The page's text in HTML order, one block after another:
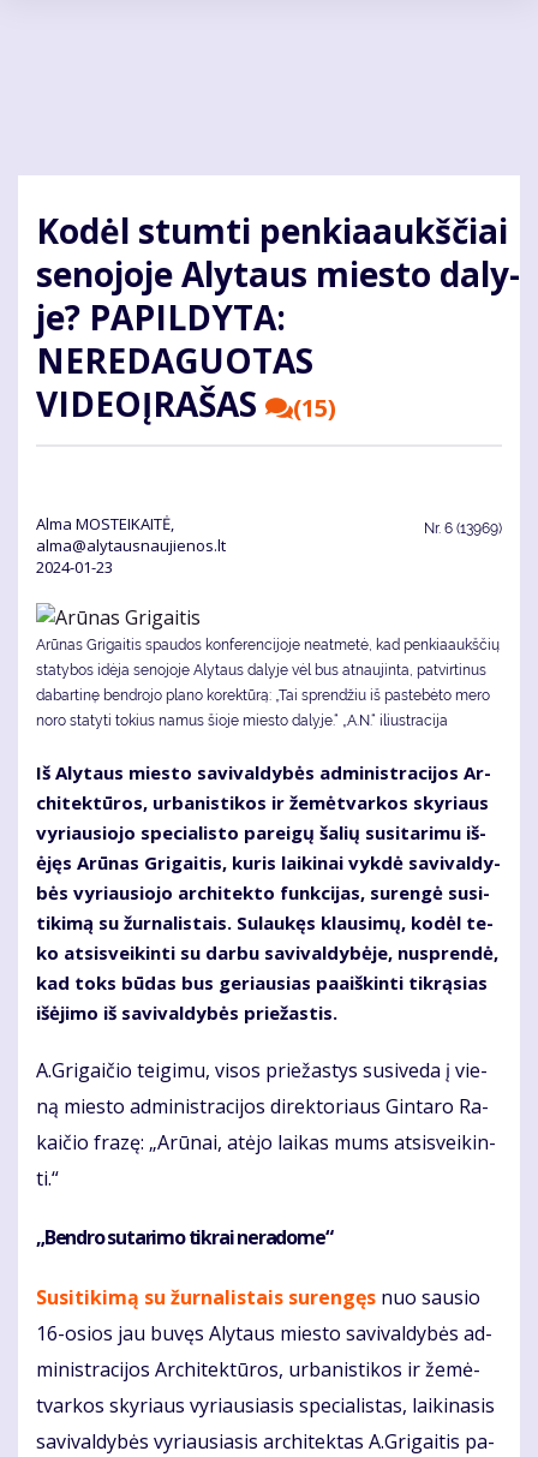
Ko­dėl stumti pen­kia­aukš­čiai
se­no­jo­je Alytaus mies­to da­ly­
je? PAPILDYTA:
NEREDAGUOTAS
VIDEOĮRAŠAS
(15)
Alma MOSTEIKAITĖ,
alma@alytausnaujienos.lt
2024-01-23
Nr. 6 (13969)
Arūnas Gri­gai­tis spau­dos kon­fe­ren­ci­jo­je ne­at­me­tė, kad pen­kia­aukš­čių
sta­ty­bos idė­ja se­no­jo­je Aly­taus da­ly­je vėl bus at­nau­jin­ta, pa­tvir­ti­nus
da­bar­ti­nę ben­dro­jo pla­no ko­rek­tū­rą: „Tai spren­džiu iš pa­ste­bė­to me­ro
no­ro sta­ty­ti to­kius na­mus šio­je mies­to da­ly­je.“ „A.N.“ iliustracija
Iš Aly­taus mies­to sa­vi­val­dy­bės ad­mi­nist­ra­ci­jos Ar­
chi­tek­tū­ros, ur­ba­nis­ti­kos ir že­mė­tvarkos sky­riaus
vy­riau­sio­jo spe­cia­lis­to pa­rei­gų ša­lių su­si­ta­ri­mu iš­
ėjęs Arū­nas Gri­gai­tis, ku­ris lai­ki­nai vyk­dė sa­vi­val­dy­
bės vy­riau­sio­jo ar­chi­tek­to funk­ci­jas, su­ren­gė su­si­
ti­ki­mą su žur­na­lis­tais. Su­lau­kęs klau­si­mų, ko­dėl te­
ko at­si­svei­kin­ti su dar­bu sa­vi­val­dy­bė­je, nu­spren­dė,
kad toks būdas bus ge­riau­sias paaiškinti tik­rąsias
išėji­mo iš savi­valdybės priežastis.
A.Gri­gai­čio tei­gi­mu, visos prie­žas­tys su­si­ve­da į vie­
ną mies­to ad­mi­nist­ra­ci­jos di­rek­to­riaus Gin­ta­ro Ra­
kai­čio frazę: „Arū­nai, at­ėjo lai­kas mums at­si­svei­kin­
ti.“
„Ben­dro su­ta­ri­mo tik­rai ne­ra­do­me“
Su­si­ti­ki­mą su žur­na­lis­tais su­ren­gęs nuo sau­sio
16-osios jau bu­vęs Aly­taus mies­to sa­vi­val­dy­bės ad­
mi­nist­ra­ci­jos Ar­chi­tek­tū­ros, ur­ba­nis­ti­kos ir že­mė­
tvarkos sky­riaus vy­riau­sia­sis spe­cia­lis­tas, lai­ki­na­sis
sa­vi­val­dy­bės vy­riau­sia­sis ar­chi­tek­tas A.Gri­gai­tis pa­